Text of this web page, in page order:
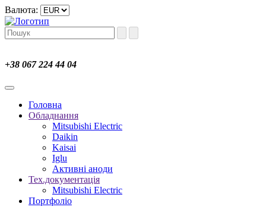
Валюта:
+38 067 224 44 04
Головна
Обладнання
Mitsubishi Electric
Daikin
Kaisai
Iglu
Активні аноди
Тех.документація
Mitsubishi Electric
Портфоліо